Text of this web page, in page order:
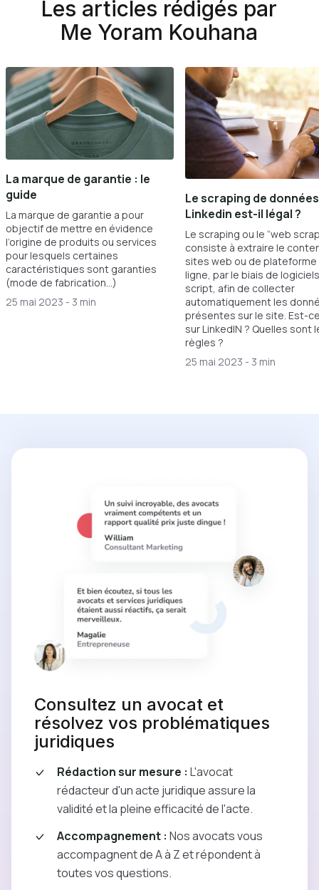
Les articles rédigés par
Me Yoram Kouhana
La marque de garantie : le
guide
La marque de garantie a pour
objectif de mettre en évidence
l’origine de produits ou services
pour lesquels certaines
caractéristiques sont garanties
(mode de fabrication...)
25 mai 2023 - 3 min
Le scraping de
Linkedin est-il légal ?
Le scraping ou le “web
consiste à extraire le
sites web ou de plateforme
ligne, par le biais de
script, afin de collecter
automatiquement les
présentes sur le site. Est-
sur LinkedIN ? Quelles sont
règles ?
25 mai 2023 - 3 min
Consultez un avocat et
résolvez vos problématiques
juridiques
Rédaction sur mesure : L'avocat
rédacteur d'un acte juridique assure la
validité et la pleine efficacité de l'acte.
Accompagnement : Nos avocats vous
accompagnent de A à Z et répondent à
toutes vos questions.